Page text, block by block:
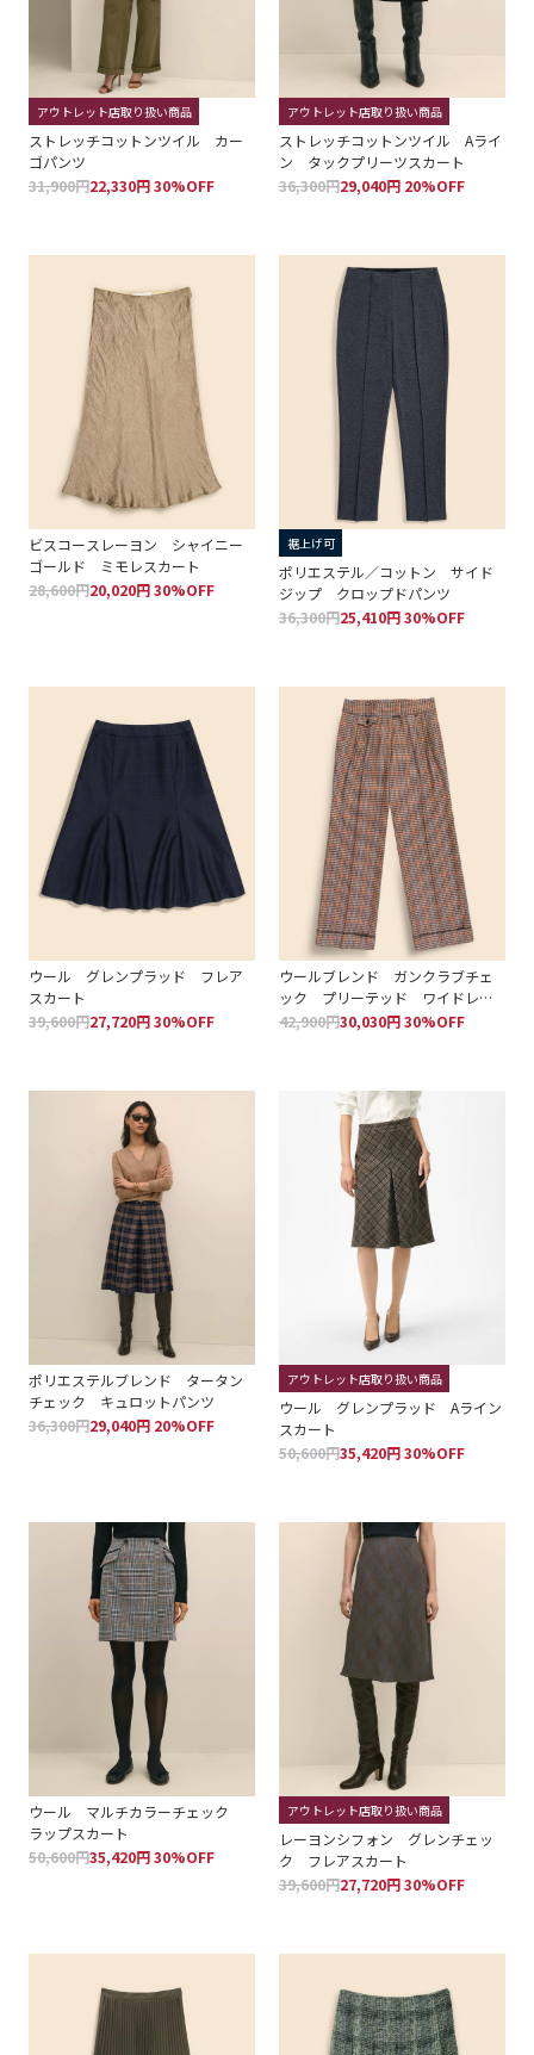
アウトレット店取り扱い商品
ストレッチコットンツイル カー
ゴパンツ
31,900円22,330円 30%OFF
アウトレット店取り扱い商品
ストレッチコットンツイル Aライ
ン タックプリーツスカート
36,300円29,040円 20%OFF
ビスコースレーヨン シャイニー
ゴールド ミモレスカート
28,600円20,020円 30%OFF
裾上げ可
ポリエステル／コットン サイド
ジップ クロップドパンツ
36,300円25,410円 30%OFF
ウール グレンプラッド フレア
スカート
39,600円27,720円 30%OFF
ウールブレンド ガンクラブチェ
ック プリーテッド ワイドレッ
グパンツ
42,900円30,030円 30%OFF
ポリエステルブレンド タータン
チェック キュロットパンツ
36,300円29,040円 20%OFF
アウトレット店取り扱い商品
ウール グレンプラッド Aライン
スカート
50,600円35,420円 30%OFF
ウール マルチカラーチェック
ラップスカート
50,600円35,420円 30%OFF
アウトレット店取り扱い商品
レーヨンシフォン グレンチェッ
ク フレアスカート
39,600円27,720円 30%OFF